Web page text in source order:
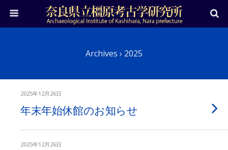
Archives › 2025
2025年12月26日
年末年始休館のお知らせ
2025年12月26日